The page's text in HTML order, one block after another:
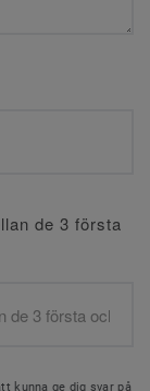
de 3 första
kunna ge dig svar på